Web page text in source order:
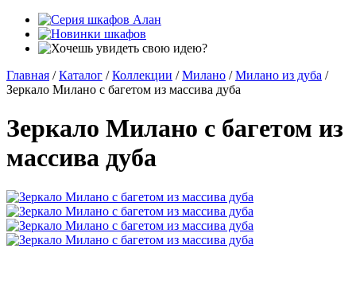
Главная / Каталог / Коллекции / Милано / Милано из дуба /
Зеркало Милано с багетом из массива дуба
Зеркало Милано с багетом из
массива дуба